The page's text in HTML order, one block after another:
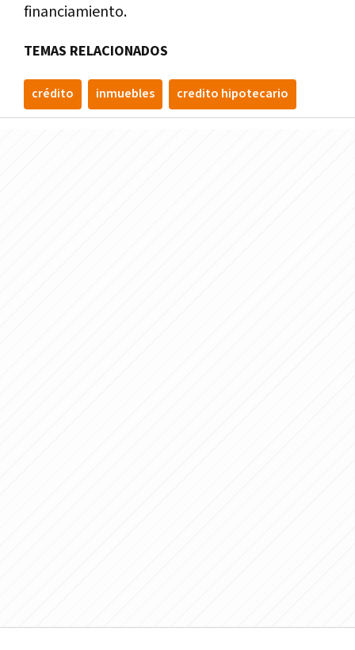
financiamiento.
TEMAS RELACIONADOS
crédito inmuebles credito hipotecario